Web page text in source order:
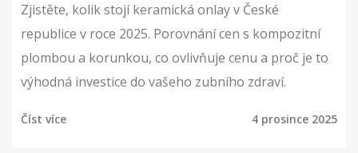
Zjistěte, kolik stojí keramická onlay v České
republice v roce 2025. Porovnání cen s kompozitní
plombou a korunkou, co ovlivňuje cenu a proč je to
výhodná investice do vašeho zubního zdraví.
Číst více 4 prosince 2025